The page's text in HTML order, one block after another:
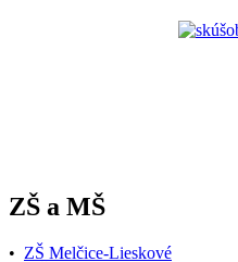
ZŠ a MŠ
• ZŠ Melčice-Lieskové